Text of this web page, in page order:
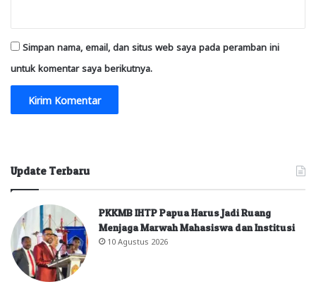
Simpan nama, email, dan situs web saya pada peramban ini
untuk komentar saya berikutnya.
Update Terbaru
PKKMB IHTP Papua Harus Jadi Ruang
Menjaga Marwah Mahasiswa dan Institusi
10 Agustus 2026